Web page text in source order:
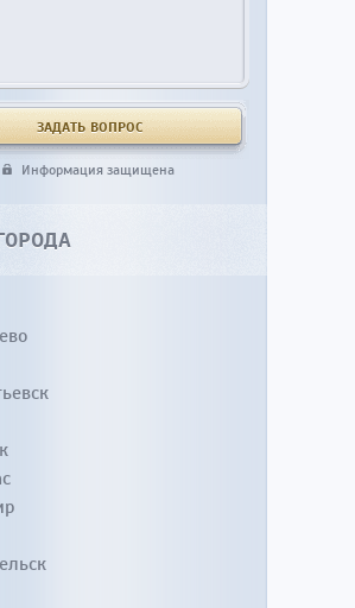
Информация защищена